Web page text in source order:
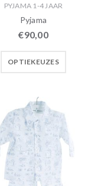
PYJAMA 1-4 JAAR
Pyjama
€90,00
OPTIEKEUZES